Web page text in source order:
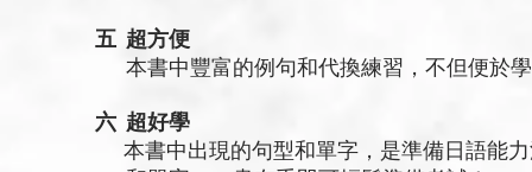
五 超方便
本書中豐富的例句和代換練習，不但便於
六 超好學
本書中出現的句型和單字，是準備日語能